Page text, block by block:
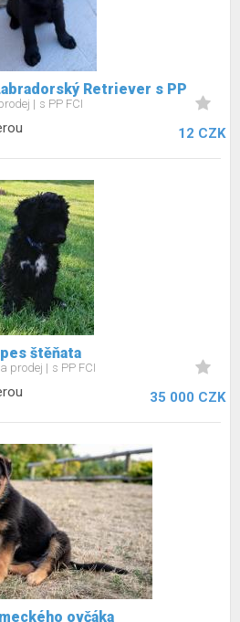
Retriever s PP
s PP FCI
12 CZK
štěňata
prodej s PP FCI
35 000 CZK
ovčáka